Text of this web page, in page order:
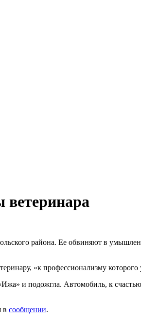
ветеринара
района. Ее обвиняют в
«к профессионализму которого
и подожгла. Автомобиль, к
в сообщении.